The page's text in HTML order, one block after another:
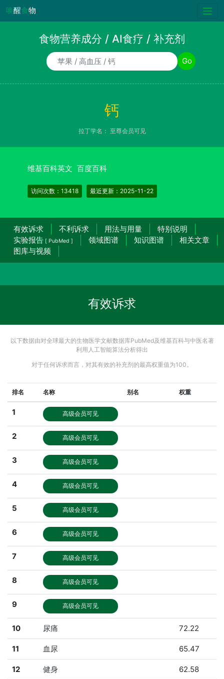
唤醒食物
食物营养成分 / AI食疗 / 补充剂
食物/AI食疗诉求/补充剂名称 Go
钙
拉丁学名： 至尊会员可见
维基百科英文 百度百科
访问次数：13418 最近更新：2025-11-22
有效诉求 不利诉求 用法与用量
特别说明
实验报告 [ PubMed ] 领域图谱 知识图谱
相关文章
图库与视频
有效诉求
以下数据由对全球最大的生物医学文献数据库PubMed及维基百科与中医名著
利用人工智能算法分析得出
对于任何诉求而言，对其有效的补充剂的最高权重值为100。
排名 名称 别名 权重
1 高级会员可见
2 高级会员可见
3 高级会员可见
4 高级会员可见
5 高级会员可见
6 高级会员可见
7 高级会员可见
8 高级会员可见
9 高级会员可见
10 尿痛 72.22
11 血尿 65.47
12 健身 62.58